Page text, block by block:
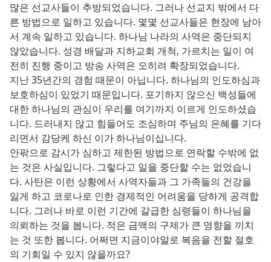
많은 선교사들이 추방되었습니다. 그러나 선교지 밖에서 다
른 방법으로 일하고 있습니다. 몇몇 선교사들은 현장에 남아
서 계속 일하고 있습니다. 하나님 나라의 사역은 중단되지
않았습니다. 성경 배달과 지하교회 개척, 가르치는 일이 여
전히 진행 중이고 방송 사역은 오히려 확장되었습니다.
지난 35년간의 경험 때문이 아닙니다. 하나님의 인도하심과
보호하심이 있었기 때문입니다. 포기하지 않으신 백성들에
대한 하나님의 관심이 우리를 여기까지 이르게 인도하셨습
니다. 드러내지 않고 힘들어도 조심하며 주님의 은혜를 기다
리면서 감당케 하신 이가 하나님이십니다.
안팎으로 감시가 심하고 제한된 방법으로 연락할 수밖에 없
는 것은 사실입니다. 그렇다고 일을 중단할 수는 없었습니
다. 사탄은 이런 상황에서 사역자들과 그 가족들의 건강을
잃게 하고 코로나로 인한 경제적인 어려움을 당하게 공격합
니다. 그러나 바로 이런 기간에 갈급한 심령들이 하나님을
의뢰하는 것을 봅니다. 적은 금액의 구제가 큰 영향을 끼치
는 것 또한 봅니다. 어쩌면 지금이야말로 복음을 전할 절호
의 기회일 수 있지 않을까요?